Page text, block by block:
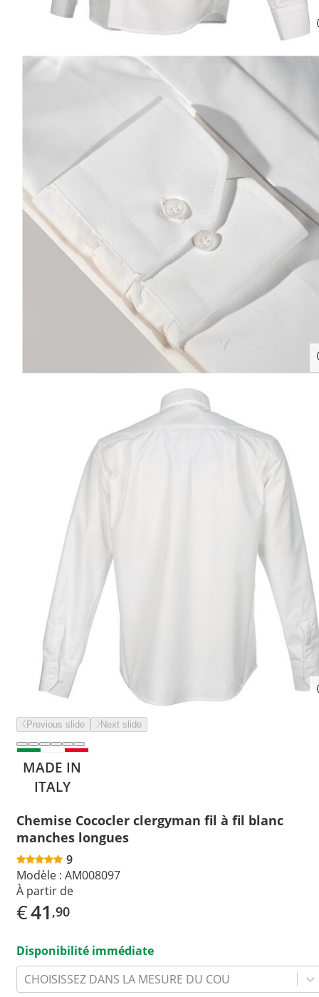
Previous slide Next slide
MADE IN
ITALY
Chemise Cococler clergyman fil à fil blanc
manches longues
9
Modèle : AM008097
À partir de
€41 ,90
Disponibilité immédiate
CHOISISSEZ DANS LA MESURE DU COU